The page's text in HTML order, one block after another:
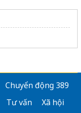
Chuyển động 389
Tư vấn
Xã hội